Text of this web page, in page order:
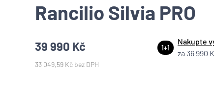
Rancilio Silvia PRO
39 990 Kč 1+1
Nakupte
za 36 990
33 049,59 Kč bez DPH